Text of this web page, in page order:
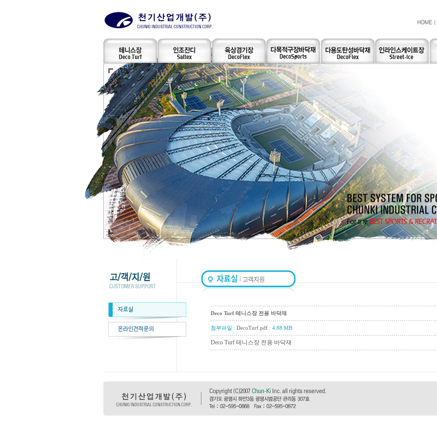
Deco Turf 테니스장 전용 바닥재
첨부파일 : DecoTurf.pdf : 4.88 MB
Deco Turf 테니스장 전용 바닥재